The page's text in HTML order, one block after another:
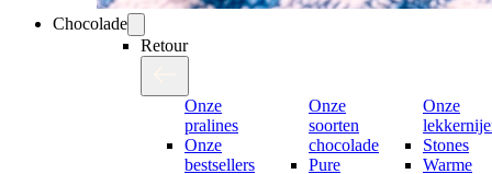
Chocolade
Retour
Onze
pralines
Onze
bestsellers
Onze
soorten
chocolade
Pure
Onze
Stones
Warme